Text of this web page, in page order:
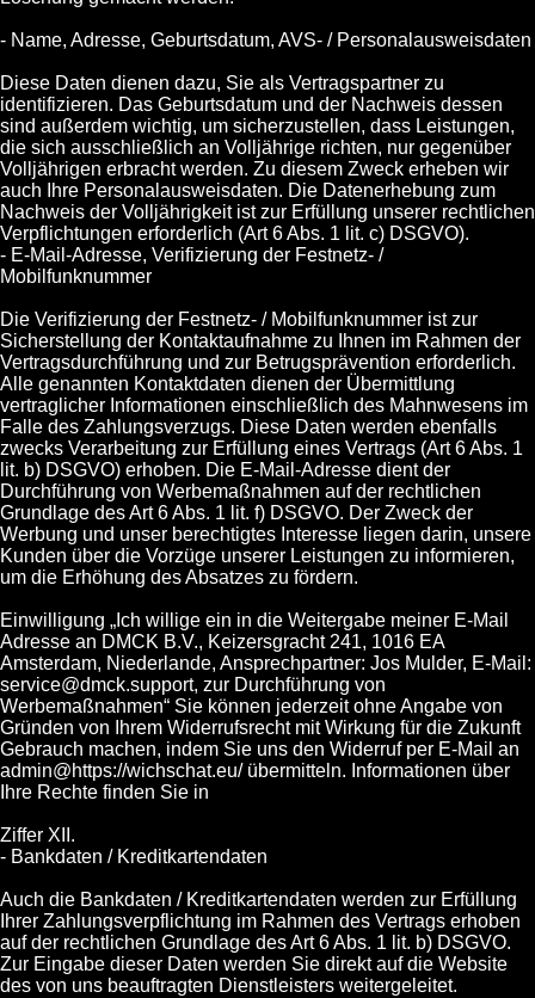
- Name, Adresse, Geburtsdatum, AVS- / Personalausweisdaten
Diese Daten dienen dazu, Sie als Vertragspartner zu
identifizieren. Das Geburtsdatum und der Nachweis dessen
sind außerdem wichtig, um sicherzustellen, dass Leistungen,
die sich ausschließlich an Volljährige richten, nur gegenüber
Volljährigen erbracht werden. Zu diesem Zweck erheben wir
auch Ihre Personalausweisdaten. Die Datenerhebung zum
Nachweis der Volljährigkeit ist zur Erfüllung unserer rechtlichen
Verpflichtungen erforderlich (Art 6 Abs. 1 lit. c) DSGVO).
- E-Mail-Adresse, Verifizierung der Festnetz- /
Mobilfunknummer
Die Verifizierung der Festnetz- / Mobilfunknummer ist zur
Sicherstellung der Kontaktaufnahme zu Ihnen im Rahmen der
Vertragsdurchführung und zur Betrugsprävention erforderlich.
Alle genannten Kontaktdaten dienen der Übermittlung
vertraglicher Informationen einschließlich des Mahnwesens im
Falle des Zahlungsverzugs. Diese Daten werden ebenfalls
zwecks Verarbeitung zur Erfüllung eines Vertrags (Art 6 Abs. 1
lit. b) DSGVO) erhoben. Die E-Mail-Adresse dient der
Durchführung von Werbemaßnahmen auf der rechtlichen
Grundlage des Art 6 Abs. 1 lit. f) DSGVO. Der Zweck der
Werbung und unser berechtigtes Interesse liegen darin, unsere
Kunden über die Vorzüge unserer Leistungen zu informieren,
um die Erhöhung des Absatzes zu fördern.
Einwilligung „Ich willige ein in die Weitergabe meiner E-Mail
Adresse an DMCK B.V., Keizersgracht 241, 1016 EA
Amsterdam, Niederlande, Ansprechpartner: Jos Mulder, E-Mail:
service@dmck.support, zur Durchführung von
Werbemaßnahmen“ Sie können jederzeit ohne Angabe von
Gründen von Ihrem Widerrufsrecht mit Wirkung für die Zukunft
Gebrauch machen, indem Sie uns den Widerruf per E-Mail an
admin@https://wichschat.eu/ übermitteln. Informationen über
Ihre Rechte finden Sie in
Ziffer XII.
- Bankdaten / Kreditkartendaten
Auch die Bankdaten / Kreditkartendaten werden zur Erfüllung
Ihrer Zahlungsverpflichtung im Rahmen des Vertrags erhoben
auf der rechtlichen Grundlage des Art 6 Abs. 1 lit. b) DSGVO.
Zur Eingabe dieser Daten werden Sie direkt auf die Website
des von uns beauftragten Dienstleisters weitergeleitet.